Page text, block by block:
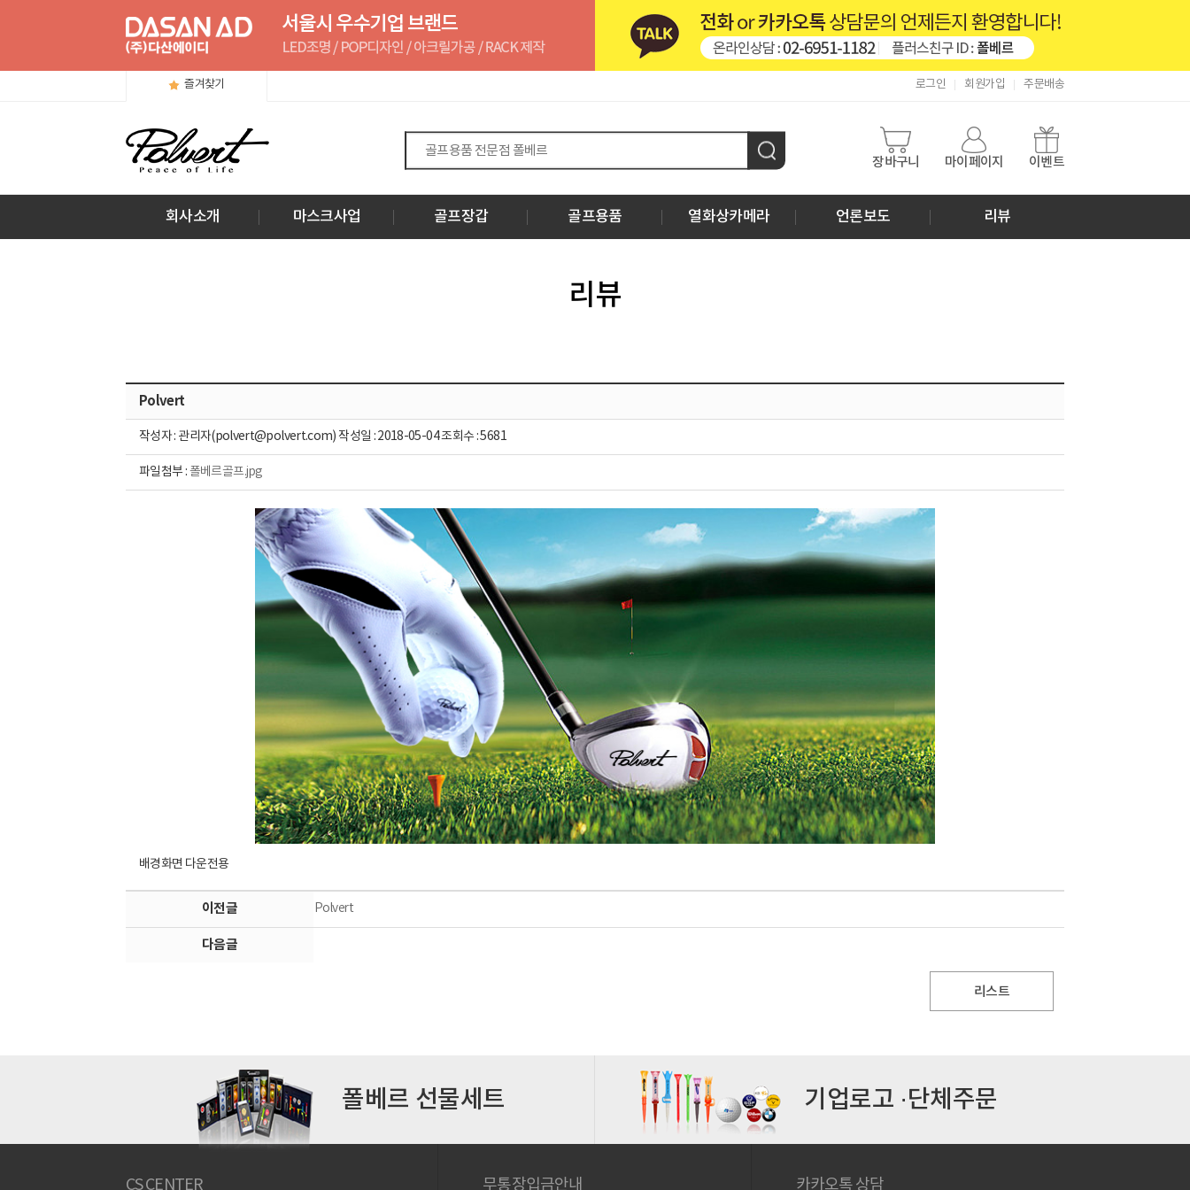
즐겨찾기 로그인 회원가입 주문배송
장바구니 마이페이지 이벤트
회사소개 마스크사업 골프장갑 골프용품 열화상카메라 언론보도 리뷰
리뷰
Polvert
작성자 : 관리자(polvert@polvert.com) 작성일 : 2018-05-04 조회수 : 5681
파일첨부 :폴베르골프.jpg
배경화면 다운전용
이전글 Polvert
다음글
리스트
폴베르 선물세트 기업로고 ·단체주문
CS CENTER 무통장입금안내 카카오톡 상담